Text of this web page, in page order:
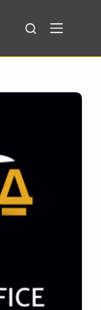
Search